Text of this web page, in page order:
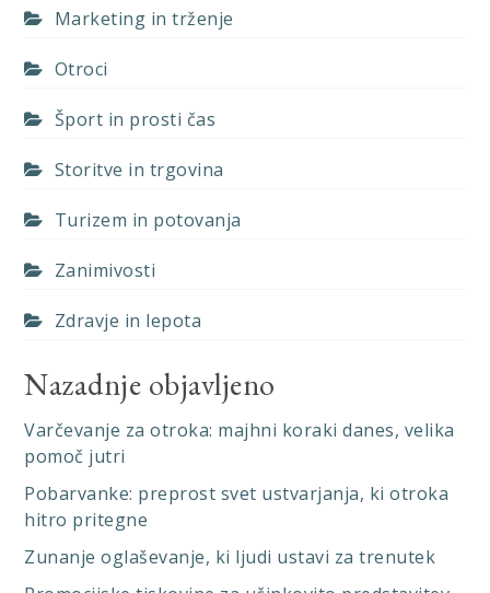
Marketing in trženje
Otroci
Šport in prosti čas
Storitve in trgovina
Turizem in potovanja
Zanimivosti
Zdravje in lepota
Nazadnje objavljeno
Varčevanje za otroka: majhni koraki danes, velika
pomoč jutri
Pobarvanke: preprost svet ustvarjanja, ki otroka
hitro pritegne
Zunanje oglaševanje, ki ljudi ustavi za trenutek